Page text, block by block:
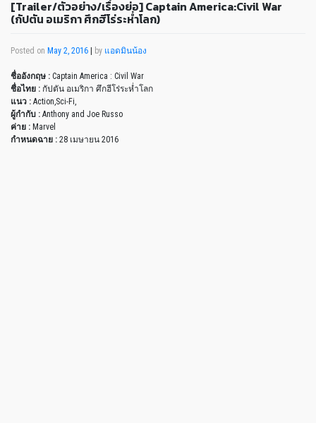
[Trailer/ตัวอย่าง/เรื่องย่อ] Captain America:Civil War
(กัปตัน อเมริกา ศึกฮีโร่ระห่ำโลก)
Posted on May 2, 2016 | by แอดมินน้อง
ชื่ออังกฤษ : Captain America : Civil War
ชื่อไทย : กัปตัน อเมริกา ศึกฮีโร่ระห่ำโลก
แนว : Action,Sci-Fi,
ผู้กำกับ : Anthony and Joe Russo
ค่าย : Marvel
กำหนดฉาย : 28 เมษายน 2016